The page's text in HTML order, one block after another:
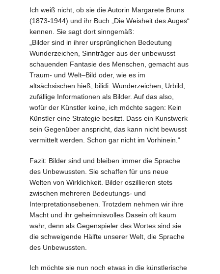
Ich weiß nicht, ob sie die Autorin Margarete Bruns
(1873-1944) und ihr Buch „Die Weisheit des Auges“
kennen. Sie sagt dort sinngemäß:
„Bilder sind in ihrer ursprünglichen Bedeutung
Wunderzeichen, Sinnträger aus der unbewusst
schauenden Fantasie des Menschen, gemacht aus
Traum- und Welt–Bild oder, wie es im
altsächsischen hieß, bilidi: Wunderzeichen, Urbild,
zufällige Informationen als Bilder. Auf das also,
wofür der Künstler keine, ich möchte sagen: Kein
Künstler eine Strategie besitzt. Dass ein Kunstwerk
sein Gegenüber anspricht, das kann nicht bewusst
vermittelt werden. Schon gar nicht im Vorhinein.“
Fazit: Bilder sind und bleiben immer die Sprache
des Unbewussten. Sie schaffen für uns neue
Welten von Wirklichkeit. Bilder oszillieren stets
zwischen mehreren Bedeutungs- und
Interpretationsebenen. Trotzdem nehmen wir ihre
Macht und ihr geheimnisvolles Dasein oft kaum
wahr, denn als Gegenspieler des Wortes sind sie
die schweigende Hälfte unserer Welt, die Sprache
des Unbewussten.
Ich möchte sie nun noch etwas in die künstlerische